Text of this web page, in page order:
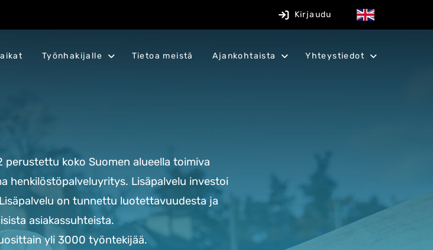
Kirjaudu
Työnhakijalle Tietoa meistä Ajankohtaista Yhteystiedot
perustettu koko Suomen alueella toimiva
henkilöstöpalveluyritys. Lisäpalvelu investoi
Lisäpalvelu on tunnettu luotettavuudesta ja
asiakassuhteista.
yli 3000 työntekijää.